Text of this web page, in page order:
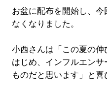
お盆に配布を開始し、
なくなりました。
小西さんは「この夏の
はじめ、インフルエン
ものだと思います」と喜